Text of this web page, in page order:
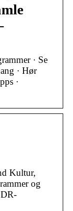
· Se
· Hør
·
Kultur,
og